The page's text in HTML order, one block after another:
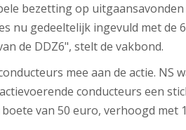
bezetting op
nu gedeeltelijk ingevuld met de
de DDZ6", stelt de vakbond.
mee aan de actie. NS
conducteurs een
van 50 euro, verhoogd met